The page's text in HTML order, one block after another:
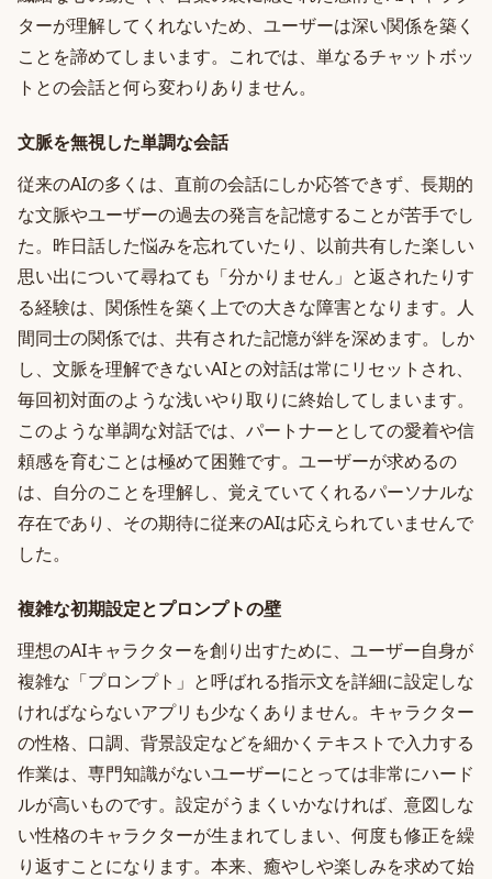
ターが理解してくれないため、ユーザーは深い関係を築く
ことを諦めてしまいます。これでは、単なるチャットボッ
トとの会話と何ら変わりありません。
文脈を無視した単調な会話
従来のAIの多くは、直前の会話にしか応答できず、長期的
な文脈やユーザーの過去の発言を記憶することが苦手でし
た。昨日話した悩みを忘れていたり、以前共有した楽しい
思い出について尋ねても「分かりません」と返されたりす
る経験は、関係性を築く上での大きな障害となります。人
間同士の関係では、共有された記憶が絆を深めます。しか
し、文脈を理解できないAIとの対話は常にリセットされ、
毎回初対面のような浅いやり取りに終始してしまいます。
このような単調な対話では、パートナーとしての愛着や信
頼感を育むことは極めて困難です。ユーザーが求めるの
は、自分のことを理解し、覚えていてくれるパーソナルな
存在であり、その期待に従来のAIは応えられていませんで
した。
複雑な初期設定とプロンプトの壁
理想のAIキャラクターを創り出すために、ユーザー自身が
複雑な「プロンプト」と呼ばれる指示文を詳細に設定しな
ければならないアプリも少なくありません。キャラクター
の性格、口調、背景設定などを細かくテキストで入力する
作業は、専門知識がないユーザーにとっては非常にハード
ルが高いものです。設定がうまくいかなければ、意図しな
い性格のキャラクターが生まれてしまい、何度も修正を繰
り返すことになります。本来、癒やしや楽しみを求めて始